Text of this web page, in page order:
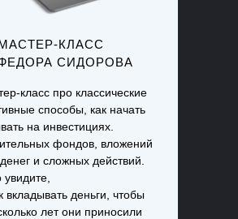
КЛАСС
СИДОРОВА
класс про классические
способы, как начать
на инвестициях.
фондов, вложений
и сложных действий.
вкладывать деньги, чтобы
лет они приносили